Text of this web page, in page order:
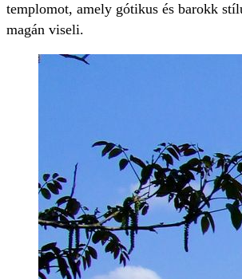
templomot, amely gótikus és barokk
magán viseli.